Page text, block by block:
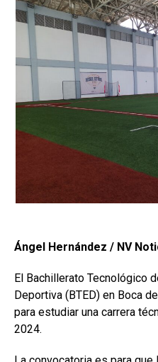
Ángel Hernández / NV
El Bachillerato Tecnológico
Deportiva (BTED) en Boca
para estudiar una carrera
2024.